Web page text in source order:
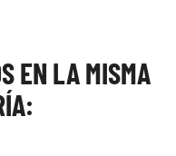
EN LA MISMA